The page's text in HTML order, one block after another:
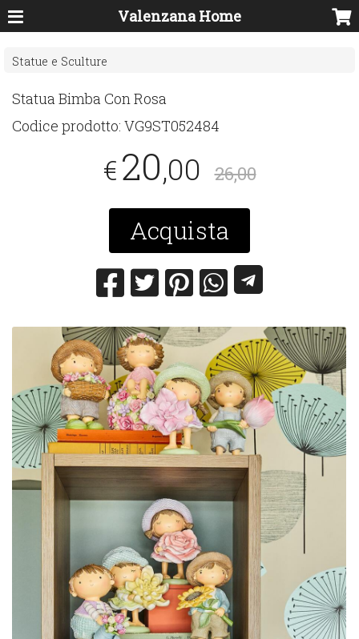
Valenzana Home
Statue e Sculture
Statua Bimba Con Rosa
Codice prodotto:VG9ST052484
€20,00 26,00
Acquista